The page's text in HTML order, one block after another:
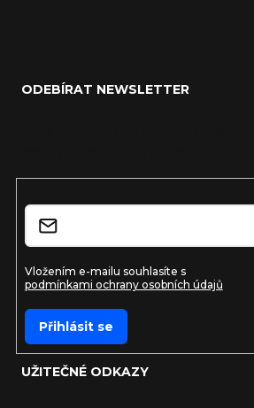
UŽITEČNÉ ODKAZY
ODEBÍRAT NEWSLETTER
Vložením e-mailu souhlasíte s
podmínkami ochrany osobních údajů
Přihlásit se